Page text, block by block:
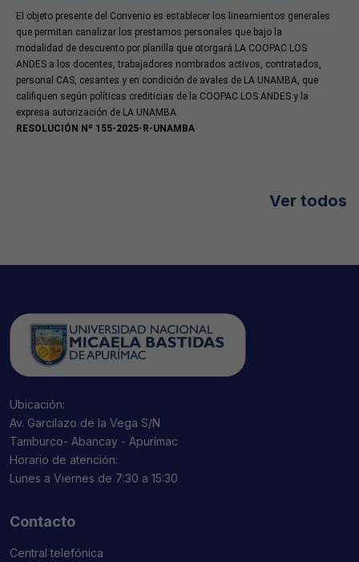
El objeto presente del Convenio es establecer los lineamientos generales
que permitan canalizar los prestamos personales que bajo la
modalidad de descuento por planilla que otorgará LA COOPAC LOS
ANDES a los docentes, trabajadores nombrados activos, contratados,
personal CAS, cesantes y en condición de avales de LA UNAMBA, que
califiquen según políticas crediticias de la COOPAC LOS ANDES y la
expresa autorización de LA UNAMBA.
RESOLUCIÓN Nº 155-2025-R-UNAMBA
Ver todos
Ubicación:
Av. Garcilazo de la Vega S/N
Tamburco- Abancay - Apurímac
Horario de atención:
Lunes a Viernes de 7:30 a 15:30
Contacto
Central telefónica